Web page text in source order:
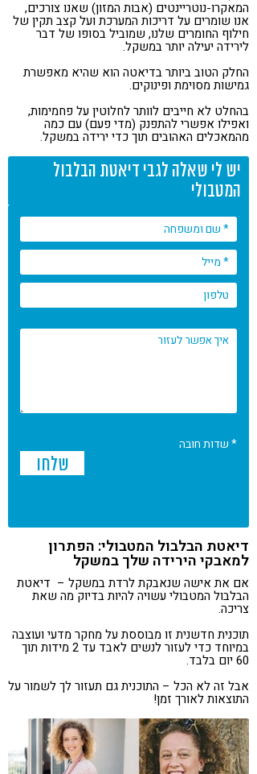
המאקרו-נוטריינטים (אבות המזון) שאנו צורכים,
אנו שומרים על דריכות המערכת ועל קצב תקין של
חילוף החומרים שלנו, שמוביל בסופו של דבר
לירידה יעילה יותר במשקל.
החלק הטוב ביותר בדיאטה הוא שהיא מאפשרת
גמישות מסוימת ופינוקים.
בהחלט לא חייבים לוותר לחלוטין על פחמימות,
ואפילו אפשרי להתפנק (מדי פעם) עם כמה
מהמאכלים האהובים תוך כדי ירידה במשקל.
יש לי שאלה לגבי דיאטת הבלבול
המטבולי
* שדות חובה
דיאטת הבלבול המטבולי: הפתרון
למאבקי הירידה שלך במשקל
אם את אישה שנאבקת לרדת במשקל – דיאטת
הבלבול המטבולי עשויה להיות בדיוק מה שאת
צריכה.
תוכנית חדשנית זו מבוססת על מחקר מדעי ועוצבה
במיוחד כדי לעזור לנשים לאבד עד 2 מידות תוך
60 יום בלבד.
אבל זה לא הכל – התוכנית גם תעזור לך לשמור על
התוצאות לאורך זמן!